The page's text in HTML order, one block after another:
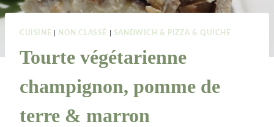
CUISINE NON CLASSÉ SANDWICH & PIZZA & QUICHE
Tourte végétarienne
champignon, pomme de
terre & marron